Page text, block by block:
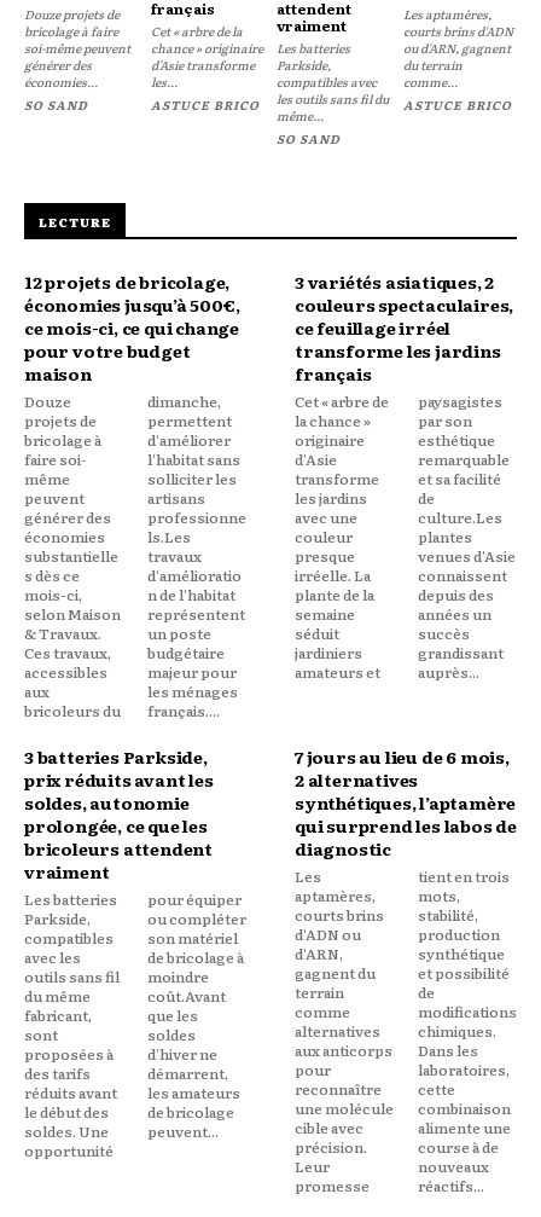
Douze projets de
bricolage à faire
soi-même peuvent
générer des
économies...
SO SAND
français
Cet « arbre de la
chance » originaire
d'Asie transforme
les...
ASTUCE BRICO
attendent
vraiment
Les batteries
Parkside,
compatibles avec
les outils sans fil du
même...
SO SAND
Les aptamères,
courts brins d'ADN
ou d'ARN, gagnent
du terrain
comme...
ASTUCE BRICO
LECTURE
12 projets de bricolage,
économies jusqu’à 500€,
ce mois-ci, ce qui change
pour votre budget
maison
Douze
projets de
bricolage à
faire soi-
même
peuvent
générer des
économies
substantielle
s dès ce
mois-ci,
selon Maison
& Travaux.
Ces travaux,
accessibles
aux
bricoleurs du
dimanche,
permettent
d'améliorer
l'habitat sans
solliciter les
artisans
professionne
ls.Les
travaux
d'amélioratio
n de l'habitat
représentent
un poste
budgétaire
majeur pour
les ménages
français....
3 variétés asiatiques, 2
couleurs spectaculaires,
ce feuillage irréel
transforme les jardins
français
Cet « arbre de
la chance »
originaire
d'Asie
transforme
les jardins
avec une
couleur
presque
irréelle. La
plante de la
semaine
séduit
jardiniers
amateurs et
paysagistes
par son
esthétique
remarquable
et sa facilité
de
culture.Les
plantes
venues d'Asie
connaissent
depuis des
années un
succès
grandissant
auprès...
3 batteries Parkside,
prix réduits avant les
soldes, autonomie
prolongée, ce que les
bricoleurs attendent
vraiment
Les batteries
Parkside,
compatibles
avec les
outils sans fil
du même
fabricant,
sont
proposées à
des tarifs
réduits avant
le début des
soldes. Une
opportunité
pour équiper
ou compléter
son matériel
de bricolage à
moindre
coût.Avant
que les
soldes
d'hiver ne
démarrent,
les amateurs
de bricolage
peuvent...
7 jours au lieu de 6 mois,
2 alternatives
synthétiques, l’aptamère
qui surprend les labos de
diagnostic
Les
aptamères,
courts brins
d'ADN ou
d'ARN,
gagnent du
terrain
comme
alternatives
aux anticorps
pour
reconnaître
une molécule
cible avec
précision.
Leur
promesse
tient en trois
mots,
stabilité,
production
synthétique
et possibilité
de
modifications
chimiques.
Dans les
laboratoires,
cette
combinaison
alimente une
course à de
nouveaux
réactifs...